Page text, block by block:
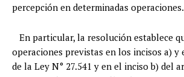
percepción en determinadas operaciones.
En particular, la resolución establece
operaciones previstas en los incisos a) y
de la Ley N° 27.541 y en el inciso b) del